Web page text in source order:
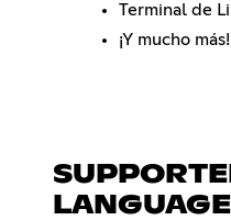
Terminal de
¡Y mucho más!